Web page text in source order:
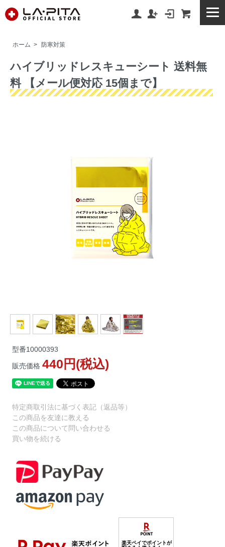
ホーム > 防寒対策
ハイブリッドレスキューシート 送料無
料 【メール便対応 15個まで】
型番10000393
販売価格440円(税込)
特定商取引法に基づく表記（返品等）
この商品を友達に教える
この商品について問い合わせる
買い物を続ける